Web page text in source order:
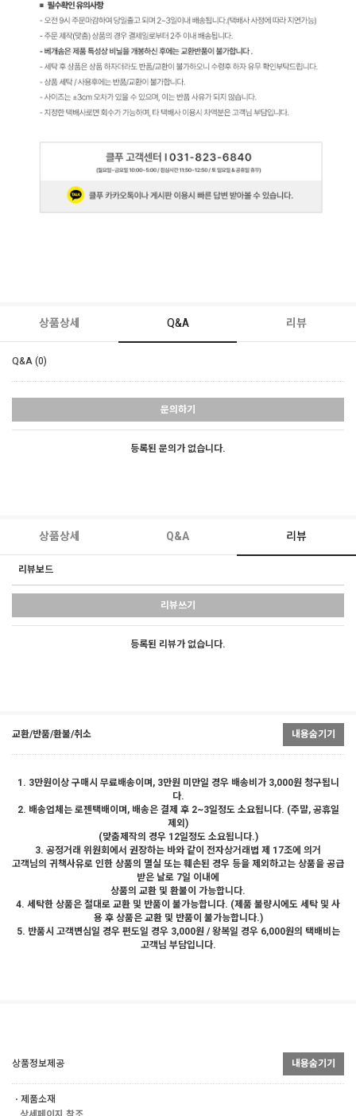
상품상세 Q&A 리뷰
Q&A (0)
문의하기
등록된 문의가 없습니다.
상품상세 Q&A 리뷰
리뷰보드
리뷰쓰기
등록된 리뷰가 없습니다.
교환/반품/환불/취소 내용숨기기
1. 3만원이상 구매시 무료배송이며, 3만원 미만일 경우 배송비가 3,000원 청구됩니
다.
2. 배송업체는 로젠택배이며, 배송은 결제 후 2~3일정도 소요됩니다. (주말, 공휴일
제외)
(맞춤제작의 경우 12일정도 소요됩니다.)
3. 공정거래 위원회에서 권장하는 바와 같이 전자상거래법 제 17조에 의거
고객님의 귀책사유로 인한 상품의 멸실 또는 훼손된 경우 등을 제외하고는 상품을 공급
받은 날로 7일 이내에
상품의 교환 및 환불이 가능합니다.
4. 세탁한 상품은 절대로 교환 및 반품이 불가능합니다. (제품 불량시에도 세탁 및 사
용 후 상품은 교환 및 반품이 불가능합니다.)
5. 반품시 고객변심일 경우 편도일 경우 3,000원 / 왕복일 경우 6,000원의 택배비는
고객님 부담입니다.
상품정보제공 내용숨기기
ㆍ제품소재